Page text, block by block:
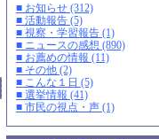
■ お知らせ (312)
■ 活動報告 (5)
■ 視察・学習報告 (1)
■ ニュースの感想 (890)
■ お薦めの情報 (11)
■ その他 (2)
■ こんな１日 (5)
■ 選挙情報 (41)
■ 市民の視点・声 (1)